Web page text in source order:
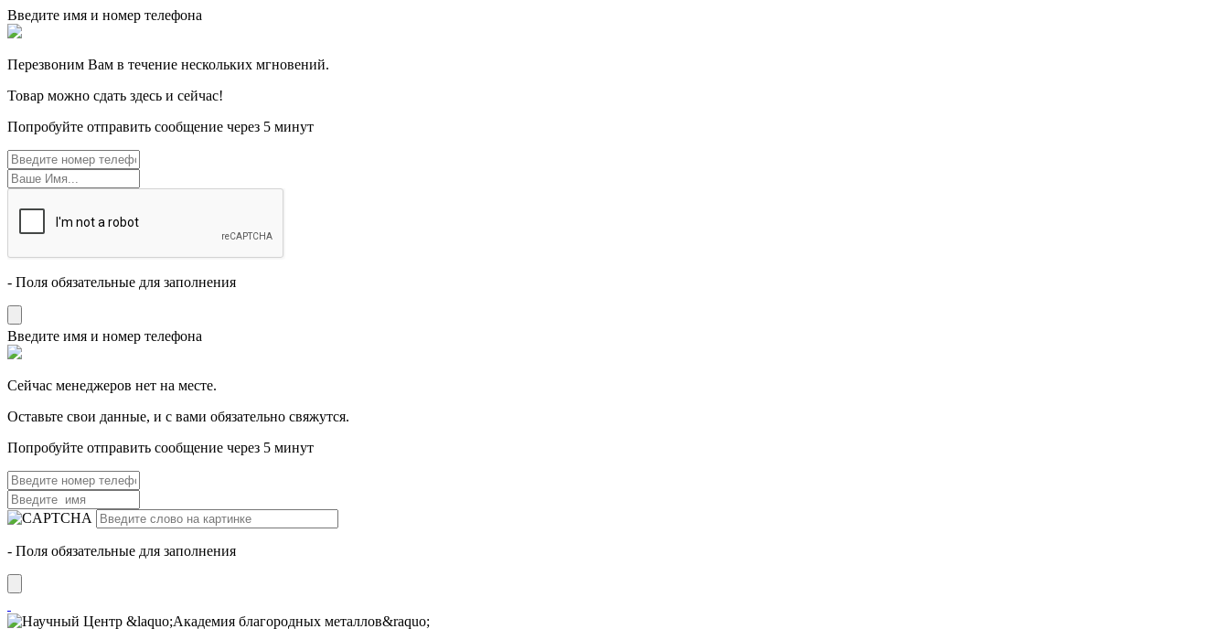
Введите имя и номер телефона
Перезвоним Вам в течение нескольких мгновений.
Товар можно сдать здесь и сейчас!
Попробуйте отправить сообщение через 5 минут
- Поля обязательные для заполнения
Введите имя и номер телефона
Cейчас менеджеров нет на месте.
Оставьте свои данные, и с вами обязательно свяжутся.
Попробуйте отправить сообщение через 5 минут
- Поля обязательные для заполнения